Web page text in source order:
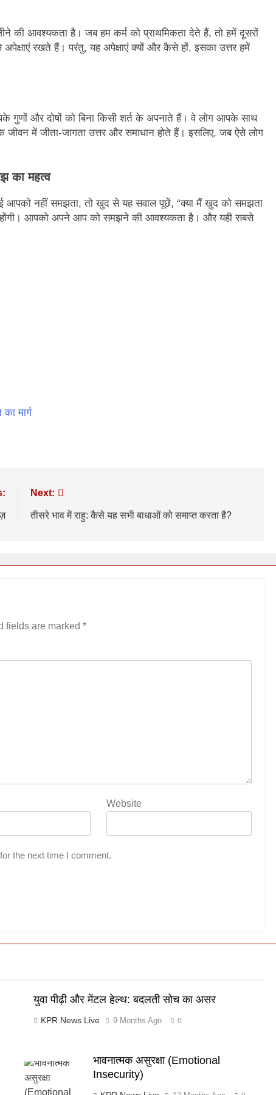
की आवश्यकता है। जब हम कर्म को प्राथमिकता देते हैं, तो हमें दूसरों
रखते हैं। परंतु, यह अपेक्षाएं क्यों और कैसे हों, इसका उत्तर हमें
और दोषों को बिना किसी शर्त के अपनाते हैं। वे लोग आपके साथ
जीवन में जीता-जागता उत्तर और समाधान होते हैं। इसलिए, जब ऐसे लोग
का महत्व
नहीं समझता, तो खुद से यह सवाल पूछें, “क्या मैं खुद को समझता
आपको अपने आप को समझने की आवश्यकता है। और यही सबसे
मार्ग
Next:
तीसरे भाव में राहु: कैसे यह सभी बाधाओं को समाप्त करता है?
fields are marked *
Website
the next time I comment.
युवा पीढ़ी और मेंटल हेल्थ: बदलती सोच का असर
KPR News Live 9 Months Ago 0
भावनात्मक असुरक्षा (Emotional
Insecurity)